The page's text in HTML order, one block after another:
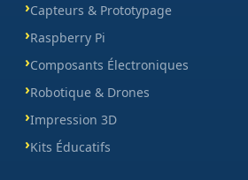
Capteurs & Prototypage
Raspberry Pi
Composants Électroniques
Robotique & Drones
Impression 3D
Kits Éducatifs